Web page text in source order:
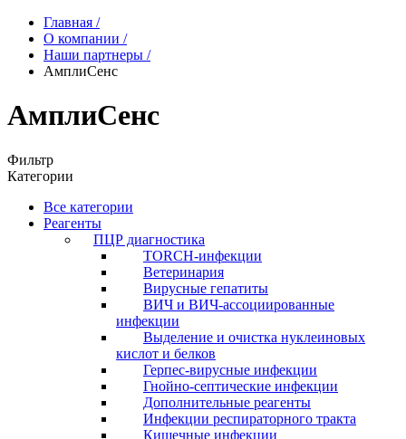
Главная /
О компании /
Наши партнеры /
АмплиСенс
АмплиСенс
Фильтр
Категории
Все категории
Реагенты
ПЦР диагностика
TORCH-инфекции
Ветеринария
Вирусные гепатиты
ВИЧ и ВИЧ-ассоциированные
инфекции
Выделение и очистка нуклеиновых
кислот и белков
Герпес-вирусные инфекции
Гнойно-септические инфекции
Дополнительные реагенты
Инфекции респираторного тракта
Кишечные инфекции